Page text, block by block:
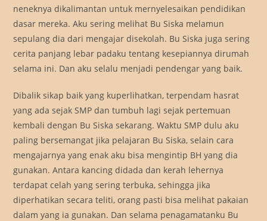
neneknya dikalimantan untuk mernyelesaikan pendidikan
dasar mereka. Aku sering melihat Bu Siska melamun
sepulang dia dari mengajar disekolah. Bu Siska juga sering
cerita panjang lebar padaku tentang kesepiannya dirumah
selama ini. Dan aku selalu menjadi pendengar yang baik.
Dibalik sikap baik yang kuperlihatkan, terpendam hasrat
yang ada sejak SMP dan tumbuh lagi sejak pertemuan
kembali dengan Bu Siska sekarang. Waktu SMP dulu aku
paling bersemangat jika pelajaran Bu Siska, selain cara
mengajarnya yang enak aku bisa mengintip BH yang dia
gunakan. Antara kancing didada dan kerah lehernya
terdapat celah yang sering terbuka, sehingga jika
diperhatikan secara teliti, orang pasti bisa melihat pakaian
dalam yang ia gunakan. Dan selama penagamatanku Bu